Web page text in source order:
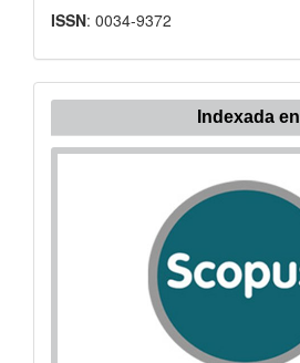
ISSN: 0034-9372
Indexada
Indexada en